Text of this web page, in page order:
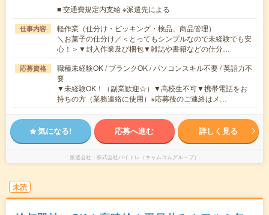
■ 交通費規定内支給 ※派遣先による
仕事内容
軽作業（仕分け・ピッキング・検品、商品管理）
＼お菓子の仕分け／＜とってもシンプルなので未経験でも安
心！＞▼封入作業及び梱包▼雑誌や書籍などの仕分…
応募資格
職種未経験OK / ブランクOK / パソコンスキル不要 / 英語力不
要
▼未経験OK！（副業歓迎☆）▼高校生不可▼携帯電話をお
持ちの方（業務連絡に使用）※応募後のご連絡はメ…
気になる! 応募へ進む 詳しく見る
派遣会社 株式会社バイトレ（キャムコムグループ）
未読